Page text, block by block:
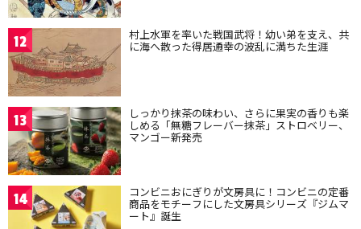
12 村上水軍を率いた戦国武将！幼い弟を支え、共
に海へ散った得居通幸の波乱に満ちた生涯
13 しっかり抹茶の味わい、さらに果実の香りも楽
しめる「無糖フレーバー抹茶」ストロベリー、
マンゴー新発売
14 コンビニおにぎりが文房具に！コンビニの定番
商品をモチーフにした文房具シリーズ『ジムマ
ート』誕生